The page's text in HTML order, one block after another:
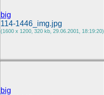
big
114-1446_img.jpg
(1600 x 1200, 320 kb, 29.06.2001, 18:19:20)
big